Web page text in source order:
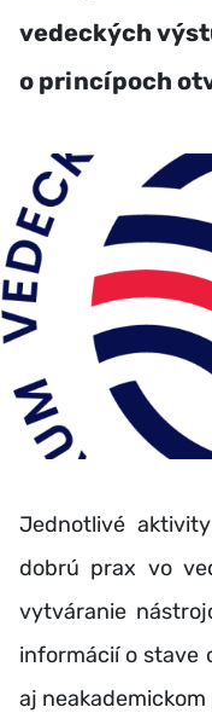
vedeckých
o princípoch
Jednotlivé
dobrú prax vo
vytváranie
informácií o stave
aj